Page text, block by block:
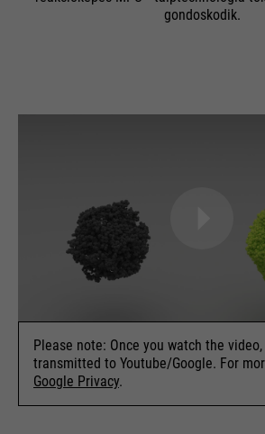
gondoskodik.
Please note: Once you watch the
transmitted to Youtube/Google. For
Google Privacy.